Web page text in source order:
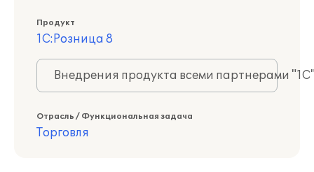
Продукт
1С:Розница 8
Внедрения продукта всеми партнерами
Отрасль / Функциональная задача
Торговля